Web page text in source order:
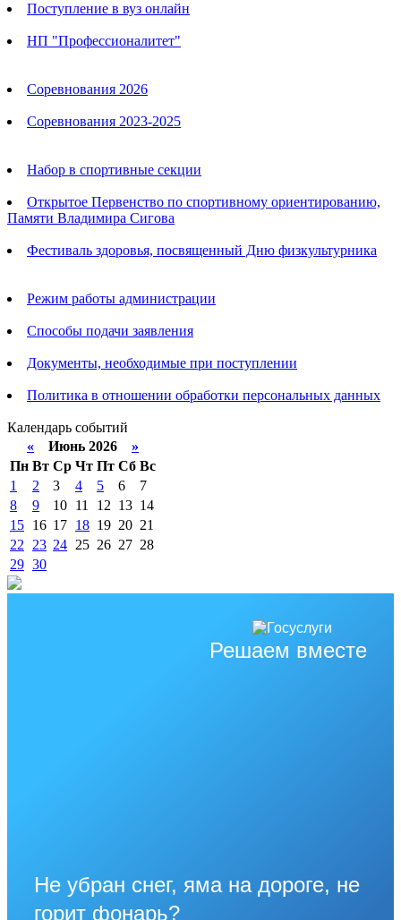
Поступление в вуз онлайн
НП "Профессионалитет"
Соревнования 2026
Соревнования 2023-2025
Набор в спортивные секции
Открытое Первенство по спортивному ориентированию,
Памяти Владимира Сигова
Фестиваль здоровья, посвященный Дню физкультурника
Режим работы администрации
Способы подачи заявления
Документы, необходимые при поступлении
Политика в отношении обработки персональных данных
Календарь событий
« Июнь 2026 »
Пн Вт Ср Чт Пт Сб Вс
1
2 3 4 5 6
7
8
9 10 11 12 13 14
15 16 17 18 19 20 21
22
23 24 25 26 27 28
29 30
Решаем вместе
Не убран снег, яма на дороге, не
горит фонарь?